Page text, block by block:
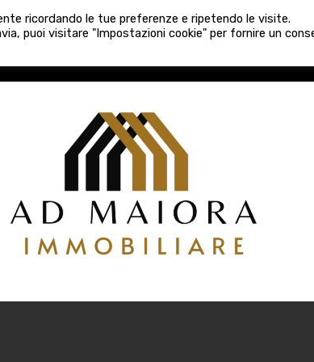
VENDITA LOCAZIONI ATTIVITÀ
080 3759025
ricordando le tue preferenze e ripetendo le visite.
puoi visitare "Impostazioni cookie" per fornire un